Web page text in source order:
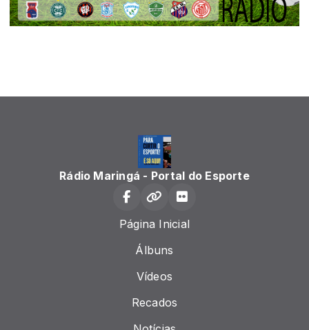
Rádio Maringá - Portal do Esporte
Página Inicial
Álbuns
Vídeos
Recados